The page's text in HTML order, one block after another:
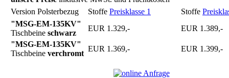
Version Polsterbezug
Stoffe Preisklasse 1 Stoffe
"MSG-EM-135KV"
Tischbeine schwarz
EUR 1.329,-
EUR 1.389,-
"MSG-EM-135KV"
Tischbeine verchromt
EUR 1.369,- EUR 1.399,-